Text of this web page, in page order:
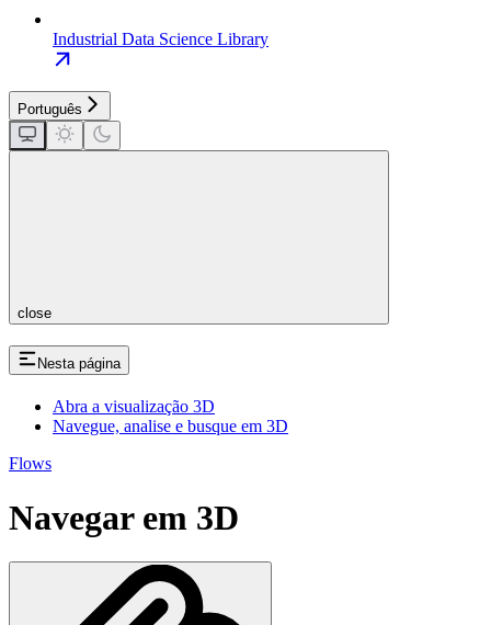
Industrial Data Science Library
Português
close
Nesta página
Abra a visualização 3D
Navegue, analise e busque em 3D
Flows
Navegar em 3D